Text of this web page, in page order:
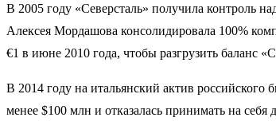
В 2005 году «Северсталь» получила контроль
Алексея Мордашова консолидировала 100%
€1 в июне 2010 года, чтобы разгрузить баланс
В 2014 году на итальянский актив
менее $100 млн и отказалась принимать на себя